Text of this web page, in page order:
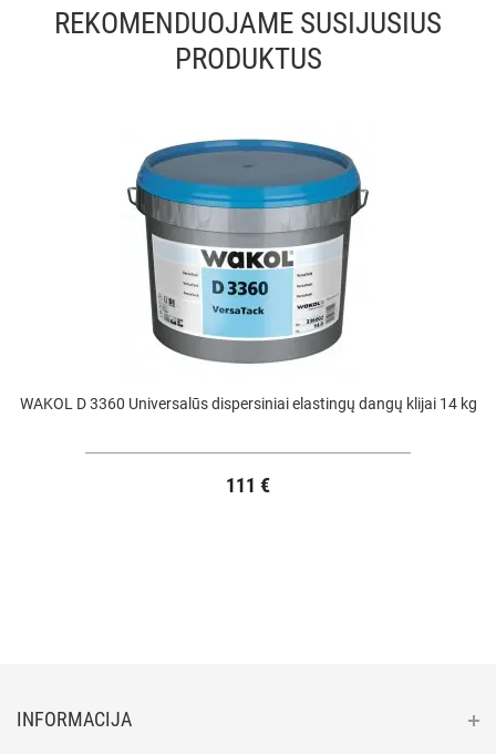
REKOMENDUOJAME SUSIJUSIUS
PRODUKTUS
WAKOL D 3360 Universalūs dispersiniai elastingų dangų klijai 14 kg
111 €
INFORMACIJA